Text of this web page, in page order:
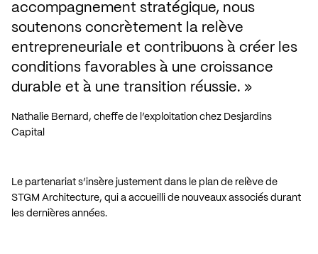
accompagnement stratégique, nous
soutenons concrètement la relève
entrepreneuriale et contribuons à créer les
conditions favorables à une croissance
durable et à une transition réussie.
Nathalie Bernard, cheffe de l’exploitation chez Desjardins
Capital
Le partenariat s’insère justement dans le plan de relève de
STGM Architecture, qui a accueilli de nouveaux associés durant
les dernières années.